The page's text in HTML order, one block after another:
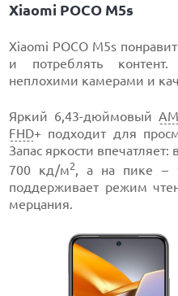
Xiaomi POCO M5s
Xiaomi POCO M5s
и потреблять
неплохими камерами и
Яркий 6,43-дюймовый
FHD+ подходит для
Запас яркости
700 кд/м2, а на пике –
поддерживает режим
мерцания.